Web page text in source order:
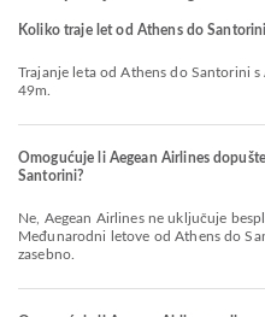
Koliko traje let od Athens do
Trajanje leta od Athens do Santorini s Aegean Airlines iznosi približno 0h
49m.
Omogućuje li Aegean Airlines
Santorini?
Ne, Aegean Airlines ne uključuje besplatnu prtljagu za Domaći &
Međunarodni letove od Athens do
zasebno.